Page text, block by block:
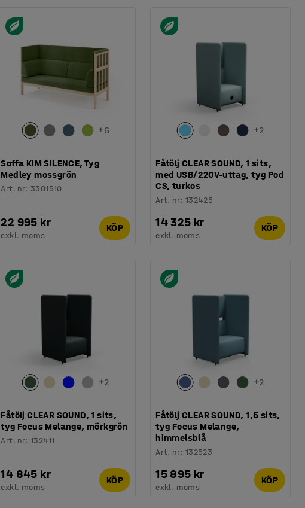
+6
Soffa KIM SILENCE, Tyg
Medley mossgrön
Art. nr:3301510
22 995 kr
exkl. moms
KÖP
+2
Fåtölj CLEAR SOUND, 1 sits,
med USB/220V-uttag, tyg Pod
CS, turkos
Art. nr: 132425
14 325 kr
exkl. moms
KÖP
+2
Fåtölj CLEAR SOUND, 1 sits,
tyg Focus Melange, mörkgrön
Art. nr:132411
14 845 kr
exkl. moms
KÖP
+2
Fåtölj CLEAR SOUND, 1,5 sits,
tyg Focus Melange,
himmelsblå
Art. nr: 132523
15 895 kr
exkl. moms
KÖP